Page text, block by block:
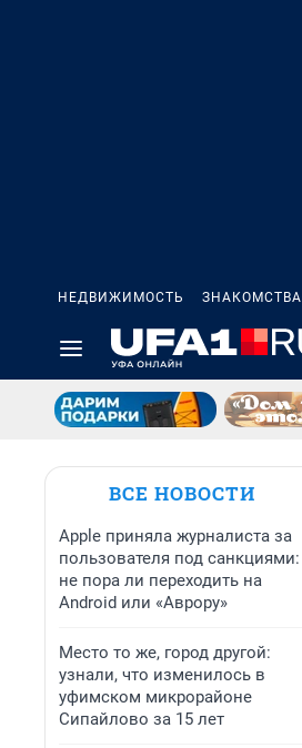
НЕДВИЖИМОСТЬ ЗНАКОМСТВА
ВСЕ НОВОСТИ
Apple приняла журналиста за
пользователя под санкциями:
не пора ли переходить на
Android или «Аврору»
Место то же, город другой:
узнали, что изменилось в
уфимском микрорайоне
Сипайлово за 15 лет